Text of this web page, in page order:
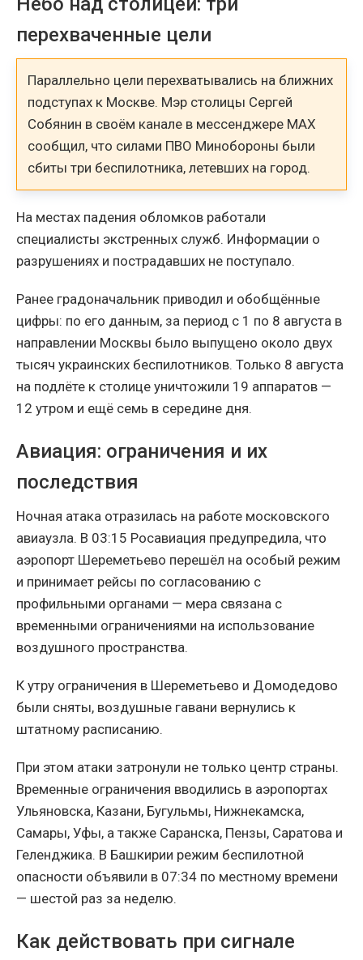
перехваченные цели
Параллельно цели перехватывались на ближних
подступах к Москве. Мэр столицы Сергей
Собянин в своём канале в мессенджере MAX
сообщил, что силами ПВО Минобороны были
сбиты три беспилотника, летевших на город.
На местах падения обломков работали
специалисты экстренных служб. Информации о
разрушениях и пострадавших не поступало.
Ранее градоначальник приводил и обобщённые
цифры: по его данным, за период с 1 по 8 августа в
направлении Москвы было выпущено около двух
тысяч украинских беспилотников. Только 8 августа
на подлёте к столице уничтожили 19 аппаратов —
12 утром и ещё семь в середине дня.
Авиация: ограничения и их
последствия
Ночная атака отразилась на работе московского
авиаузла. В 03:15 Росавиация предупредила, что
аэропорт Шереметьево перешёл на особый режим
и принимает рейсы по согласованию с
профильными органами — мера связана с
временными ограничениями на использование
воздушного пространства.
К утру ограничения в Шереметьево и Домодедово
были сняты, воздушные гавани вернулись к
штатному расписанию.
При этом атаки затронули не только центр страны.
Временные ограничения вводились в аэропортах
Ульяновска, Казани, Бугульмы, Нижнекамска,
Самары, Уфы, а также Саранска, Пензы, Саратова и
Геленджика. В Башкирии режим беспилотной
опасности объявили в 07:34 по местному времени
— шестой раз за неделю.
Как действовать при сигнале